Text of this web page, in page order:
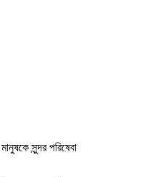
সুন্দর পরিষেবা